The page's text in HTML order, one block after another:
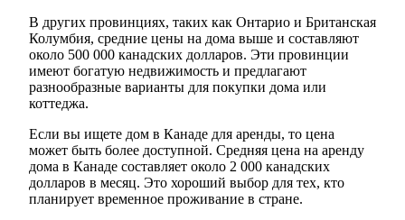
В других провинциях, таких как Онтарио и Британская
Колумбия, средние цены на дома выше и составляют
около 500 000 канадских долларов. Эти провинции
имеют богатую недвижимость и предлагают
разнообразные варианты для покупки дома или
коттеджа.
Если вы ищете дом в Канаде для аренды, то цена
может быть более доступной. Средняя цена на аренду
дома в Канаде составляет около 2 000 канадских
долларов в месяц. Это хороший выбор для тех, кто
планирует временное проживание в стране.